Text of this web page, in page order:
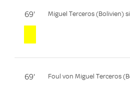
69' Miguel Terceros (Bolivien)
69' Foul von Miguel Terceros